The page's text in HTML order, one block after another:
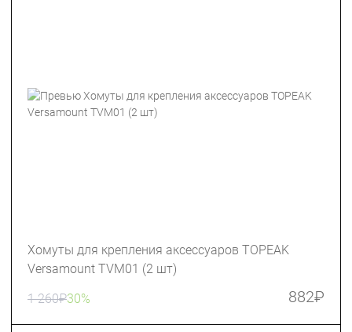
Хомуты для крепления аксессуаров TOPEAK
Versamount TVM01 (2 шт)
1 260₽30% 882₽